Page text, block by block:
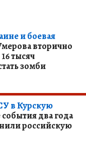
и боевая
вторично
тысяч
зомби
в Курскую
два года
российскую